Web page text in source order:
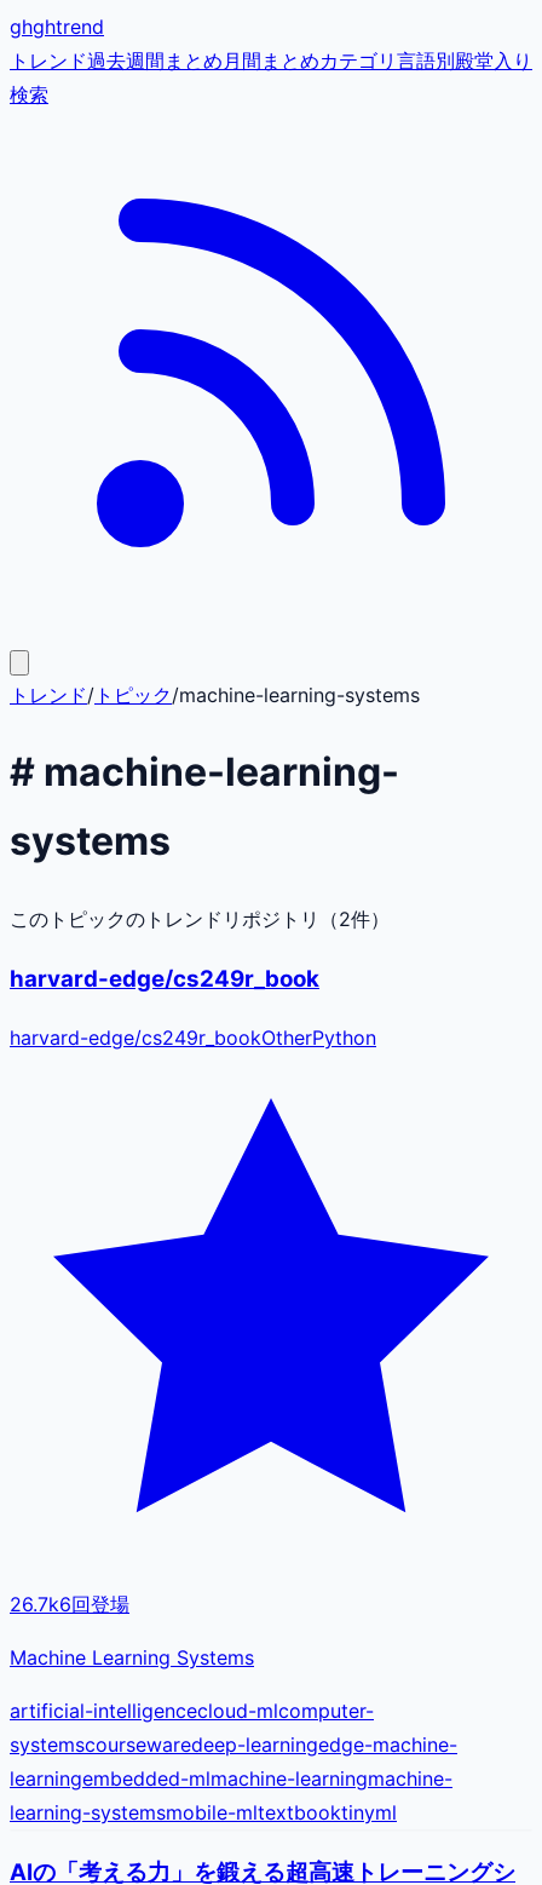
ghghtrend
トレンド過去週間まとめ月間まとめカテゴリ 言語別殿堂入り
検索
トレンド/ トピック/machine-learning-systems
# machine-learning-
systems
このトピックのトレンドリポジトリ（2件）
harvard-edge/cs249r_book
harvard-edge/cs249r_bookOtherPython
26.7k6回登場
Machine Learning Systems
artificial-intelligencecloud-mlcomputer-
systemscoursewaredeep-learningedge-machine-
learningembedded-mlmachine-learningmachine-
learning-systemsmobile-mltextbooktinyml
AIの「考える力」を鍛える超高速トレーニングシ